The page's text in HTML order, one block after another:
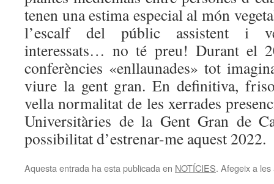
tenen una estima especial al món
l’escalf del públic assistent i
interessats… no té preu! Durant el
conferències «enllaunades» tot
viure la gent gran. En definitiva,
vella normalitat de les xerrades
Universitàries de la Gent Gran de
possibilitat d’estrenar-me aquest 2022.
Aquesta entrada ha esta publicada en NOTÍCIES. Afegeix a